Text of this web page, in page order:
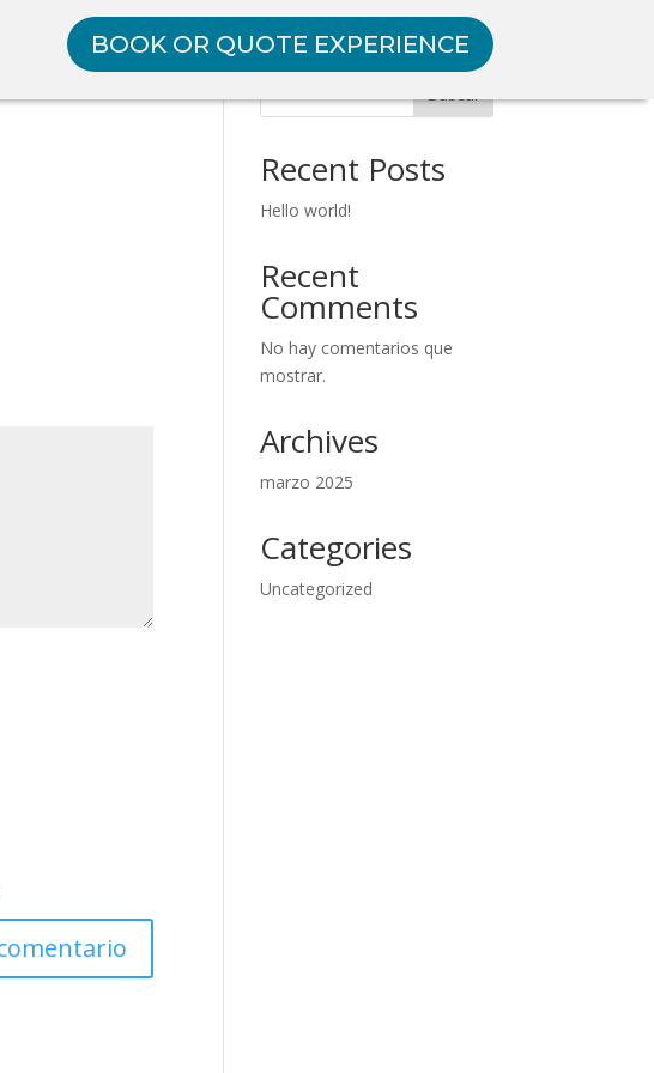
BOOK OR QUOTE EXPERIENCE
Recent Posts
Hello world!
Recent
Comments
No hay comentarios que
mostrar.
Archives
marzo 2025
Categories
Uncategorized